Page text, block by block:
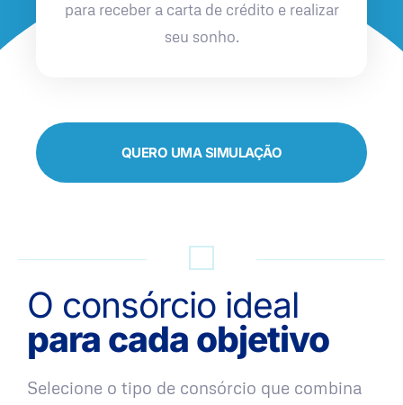
para receber a carta de crédito e realizar
seu sonho.
QUERO UMA SIMULAÇÃO
O consórcio ideal
para cada objetivo
Selecione o tipo de consórcio que combina